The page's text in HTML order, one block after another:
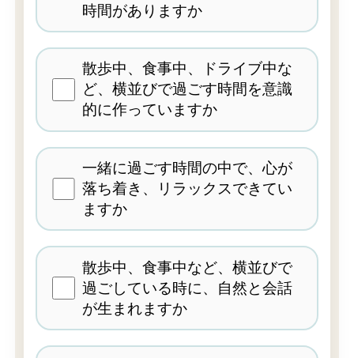
時間がありますか
散歩中、食事中、ドライブ中な
ど、横並びで過ごす時間を意識
的に作っていますか
一緒に過ごす時間の中で、心が
落ち着き、リラックスできてい
ますか
散歩中、食事中など、横並びで
過ごしている時に、自然と会話
が生まれますか